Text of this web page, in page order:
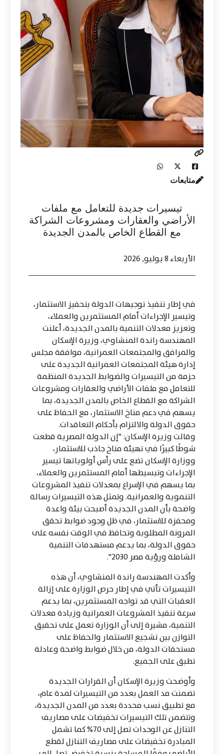
متابعات
تيسيرات جديدة للتعامل مع ملفات
الأراضي والعقارات ومشروعات الشراكة
مع القطاع الخاص بالمدن الجديدة
الأربعاء 8 يوليو, 2026
في إطار تنفيذ توجيهات الدولة بتحفيز الاستثمار،
وتيسير الإجراءات أمام المستثمرين والعملاء،
وتعزيز معدلات التنمية بالمدن الجديدة، أعلنت
المهندسة راندة المنشاوي، وزيرة الإسكان
والمرافق والمجتمعات العمرانية، موافقة مجلس
إدارة هيئة المجتمعات العمرانية الجديدة على
حزمة من التيسيرات والضوابط الجديدة المنظمة
للتعامل مع ملفات الأراضي والعقارات ومشروعات
الشراكة مع القطاع الخاص بالمدن الجديدة، بما
يسهم في دعم مناخ الاستثمار، مع الحفاظ على
حقوق الدولة والالتزام بأحكام التعاقدات.
وقالت وزيرة الإسكان: "إن الدولة المصرية قطعت
شوطًا كبيرًا في تهيئة مناخ جاذب للاستثمار،
ووزارة الإسكان تضع على رأس أولوياتها تيسير
الإجراءات وتبسيطها أمام المستثمرين والعملاء،
بما يسهم في الإسراع بمعدلات تنفيذ المشروعات
التنموية والعمرانية. وتمثل هذه التيسيرات رسالة
واضحة بأن المدن الجديدة أصبحت بيئة واعدة
ومحفزة للاستثمار، في ظل وجود ضوابط تحقق
المرونة المطلوبة وتحافظ في الوقت نفسه على
حقوق الدولة، بما يدعم مستهدفات التنمية
الشاملة ورؤية مصر 2030".
وأكدت المهندسة راندة المنشاوي، أن هذه
التيسيرات تأتي في إطار حرص الوزارة على إزالة
العقبات التي قد تواجه المستثمرين، بما يدعم
سرعة تنفيذ المشروعات العمرانية وزيادة معدلات
التنمية، مشيرة إلى أن الوزارة تعمل على تحقيق
التوازن بين تشجيع الاستثمار والحفاظ على
مستحقات الدولة، من خلال ضوابط واضحة وعادلة
تطبق على الجميع.
وأوضحت وزيرة الإسكان أن القرارات الجديدة
تضمنت مد العمل بعدد من التيسيرات لمدة عام،
مع تطبيق نسب محددة بعدد من المدن الجديدة،
وتتضمن تلك التيسيرات تخفيضات على مصاريف
التنازل عن الوحدات تصل إلى 70% كما تشمل
المبادرة تخفيضات على مصاريف التنازل لقطع